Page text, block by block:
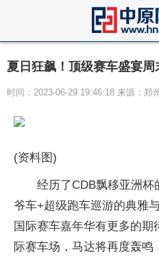
夏日狂飙！顶级赛车盛宴
时间：2023-06-29 19:46:18 来源：郑
(资料图)
经历了CDB飘移亚洲
爷车+超级跑车巡游的典雅
国际赛车嘉年华有更多的期
际赛车场，马达将再度轰鸣